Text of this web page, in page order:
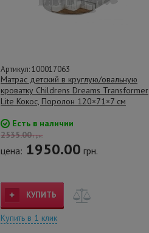
Артикул: 100017063
Матрас детский в круглую/овальную
кроватку Childrens Dreams Transformer
Lite Кокос, Поролон 120×71×7 см
Есть в наличии
2535.00грн.
цена: 1950.00 грн.
КУПИТЬ
Купить в 1 клик